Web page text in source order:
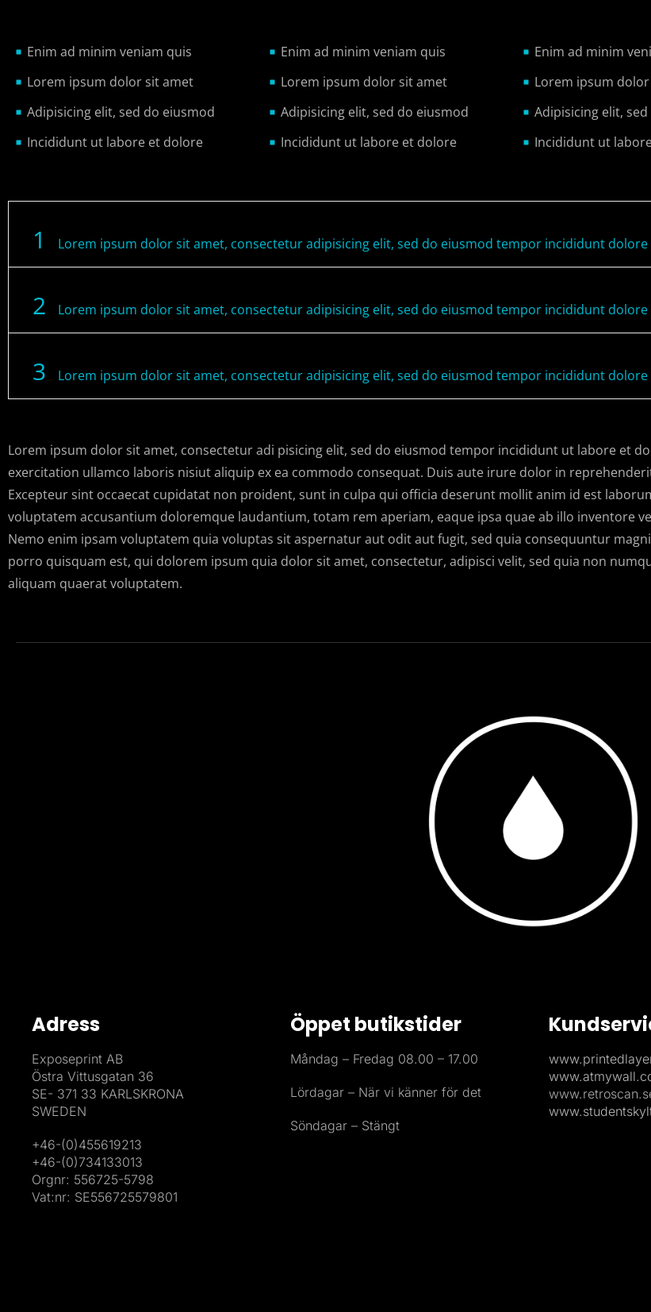
Enim ad minim veniam quis
Lorem ipsum dolor sit amet
Adipisicing elit, sed do eiusmod
Incididunt ut labore et dolore
Enim ad minim veniam quis
Lorem ipsum dolor sit amet
Adipisicing elit, sed do eiusmod
Incididunt ut labore et dolore
Enim ad minim
Lorem ipsum
Adipisicing elit,
Incididunt ut
1 Lorem ipsum dolor sit amet, consectetur adipisicing elit, sed do eiusmod tempor incididunt dolore
2 Lorem ipsum dolor sit amet, consectetur adipisicing elit, sed do eiusmod tempor incididunt dolore
3 Lorem ipsum dolor sit amet, consectetur adipisicing elit, sed do eiusmod tempor incididunt dolore
Lorem ipsum dolor sit amet, consectetur adi pisicing elit, sed do eiusmod tempor incididunt ut labore et
exercitation ullamco laboris nisiut aliquip ex ea commodo consequat. Duis aute irure dolor in
Excepteur sint occaecat cupidatat non proident, sunt in culpa qui officia deserunt mollit anim id est
voluptatem accusantium doloremque laudantium, totam rem aperiam, eaque ipsa quae ab illo inventore
Nemo enim ipsam voluptatem quia voluptas sit aspernatur aut odit aut fugit, sed quia consequuntur
porro quisquam est, qui dolorem ipsum quia dolor sit amet, consectetur, adipisci velit, sed quia non
aliquam quaerat voluptatem.
Adress
Exposeprint AB
Östra Vittusgatan 36
SE- 371 33 KARLSKRONA
SWEDEN
+46-(0)455619213
+46-(0)734133013
Orgnr: 556725-5798
Vat:nr: SE556725579801
Öppet butikstider
Måndag – Fredag 08.00 – 17.00
Lördagar – När vi känner för det
Söndagar – Stängt